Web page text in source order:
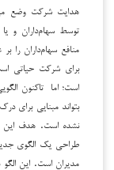
هدایت شرکت وضع
توسط سهام‌داران و
منافع سهام‌داران را
برای شرکت حیاتی
است؛ اما تاکنون
بتواند مبنایی برای
نشده است. هدف این
طراحی یک الگوی
مدیران است. این